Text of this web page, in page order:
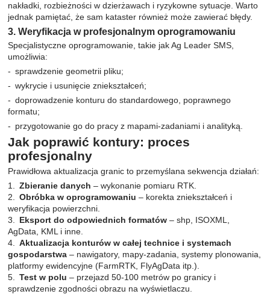
nakładki, rozbieżności w dzierżawach i ryzykowne sytuacje. Warto
jednak pamiętać, że sam kataster również może zawierać błędy.
3. Weryfikacja w profesjonalnym oprogramowaniu
Specjalistyczne oprogramowanie, takie jak Ag Leader SMS,
umożliwia:
sprawdzenie geometrii pliku;
wykrycie i usunięcie zniekształceń;
doprowadzenie konturu do standardowego, poprawnego
formatu;
przygotowanie go do pracy z mapami-zadaniami i analityką.
Jak poprawić kontury: proces
profesjonalny
Prawidłowa aktualizacja granic to przemyślana sekwencja działań:
Zbieranie danych – wykonanie pomiaru RTK.
Obróbka w oprogramowaniu – korekta zniekształceń i
weryfikacja powierzchni.
Eksport do odpowiednich formatów – shp, ISOXML,
AgData, KML i inne.
Aktualizacja konturów w całej technice i systemach
gospodarstwa – nawigatory, mapy-zadania, systemy plonowania,
platformy ewidencyjne (FarmRTK, FlyAgData itp.).
Test w polu – przejazd 50-100 metrów po granicy i
sprawdzenie zgodności obrazu na wyświetlaczu.